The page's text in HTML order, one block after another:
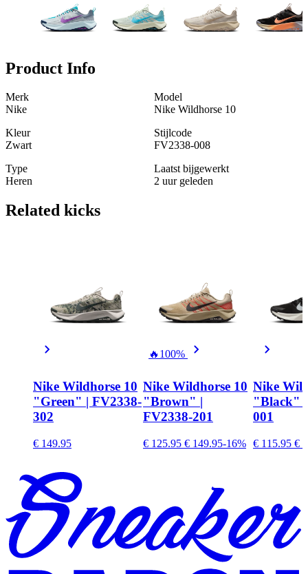
Product Info
Merk
Nike
Model
Nike Wildhorse 10
Kleur
Zwart
Stijlcode
FV2338-008
Type
Heren
Laatst bijgewerkt
2 uur geleden
Related kicks
Nike Wildhorse 10
"Green" | FV2338-
302
€ 149.95
🔥 100%
Nike Wildhorse 10
"Brown" |
FV2338-201
€ 125.95 € 149.95-16%
Nike
"Black" |
001
€ 115.95 €